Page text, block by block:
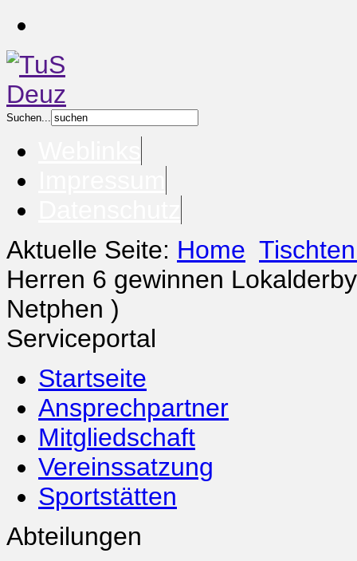
Suchen...
Aktuelle Seite: Home
Herren 6 gewinnen
Netphen )
Serviceportal
Startseite
Ansprechpartner
Mitgliedschaft
Vereinssatzung
Sportstätten
Abteilungen